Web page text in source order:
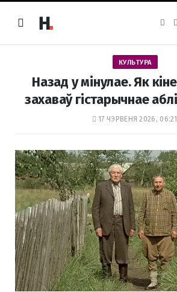
e
k
КУЛЬТУРА
Назад у мінулае. Як
захаваў гістарычнае
17 ЧЭРВЕНЯ 2026, 06:21